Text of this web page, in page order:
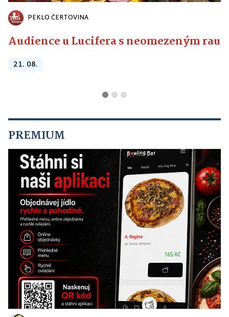
PEKLO ČERTOVINA
Audience u Lucifera s neomezeným
21. 08.
PREMIUM